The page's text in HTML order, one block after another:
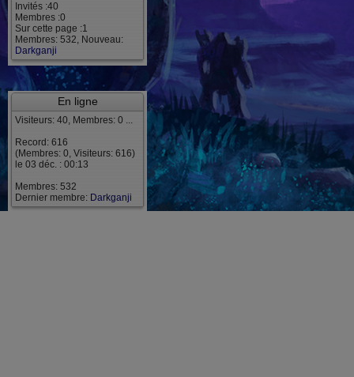
Invités :40
Membres :0
Sur cette page :1
Membres: 532, Nouveau:
Darkganji
En ligne
Visiteurs: 40, Membres: 0 ...
Record: 616
(Membres: 0, Visiteurs: 616)
le 03 déc. : 00:13
Membres: 532
Dernier membre: Darkganji